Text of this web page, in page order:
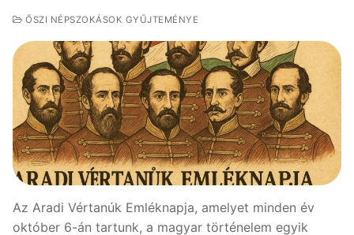
ŐSZI NÉPSZOKÁSOK GYŰJTEMÉNYE
Az Aradi Vértanúk Emléknapja, amelyet minden év
október 6-án tartunk, a magyar történelem egyik